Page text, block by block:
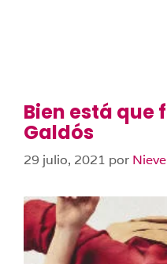
Bien está que
Galdós
29 julio, 2021 por